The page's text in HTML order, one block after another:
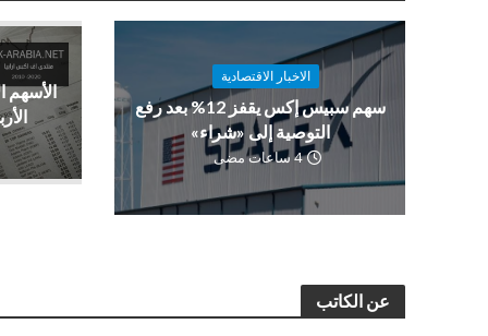
الاخبار الاقتصادية
سهم سبيس إكس يقفز 12% بعد رفع
التوصية إلى «شراء»
4 ساعات مضى
الأسهم
عن الكاتب